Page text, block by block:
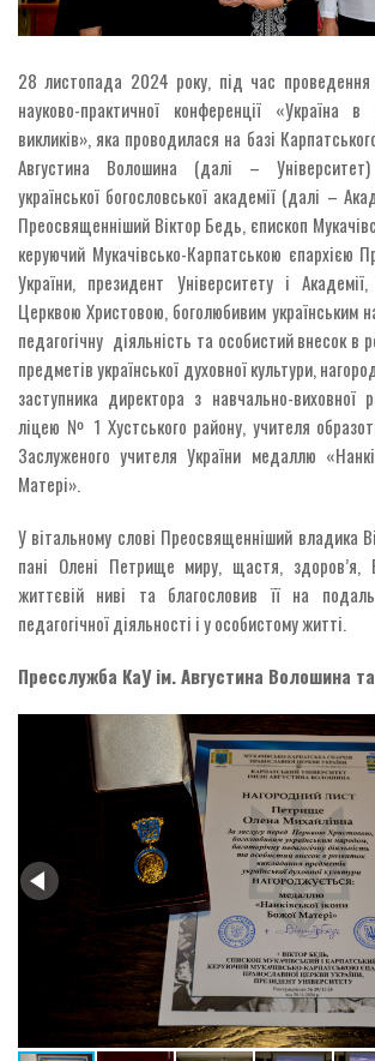
28 листопада 2024 року, під час проведення
науково-практичної конференції «Україна
викликів», яка проводилася на базі
Августина Волошина (далі –
української богословської академії (далі –
Преосвященніший Віктор Бедь, єпископ
керуючий Мукачівсько-Карпатською єпархією
України, президент Університету і
Церквою Христовою, боголюбивим українським
педагогічну діяльність та особистий внесок в
предметів української духовної культури,
заступника директора з навчально-виховної
ліцею № 1 Хустського району, учителя
Заслуженого учителя України медаллю
Матері».
У вітальному слові Преосвященніший владика
пані Олені Петрище миру, щастя, здоров’я,
життєвій ниві та благословив її на
педагогічної діяльності і у особистому житті.
Пресслужба КаУ ім. Августина Волошина